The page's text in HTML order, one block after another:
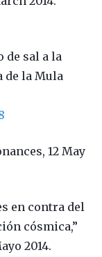
de sal a la
de la Mula
12 May
en contra del
cósmica,”
2014.